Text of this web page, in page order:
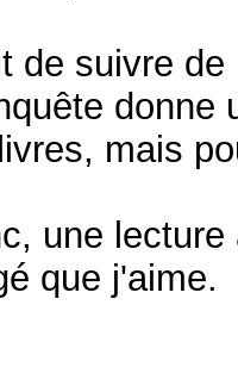
de suivre
mais
une
que j'aime.